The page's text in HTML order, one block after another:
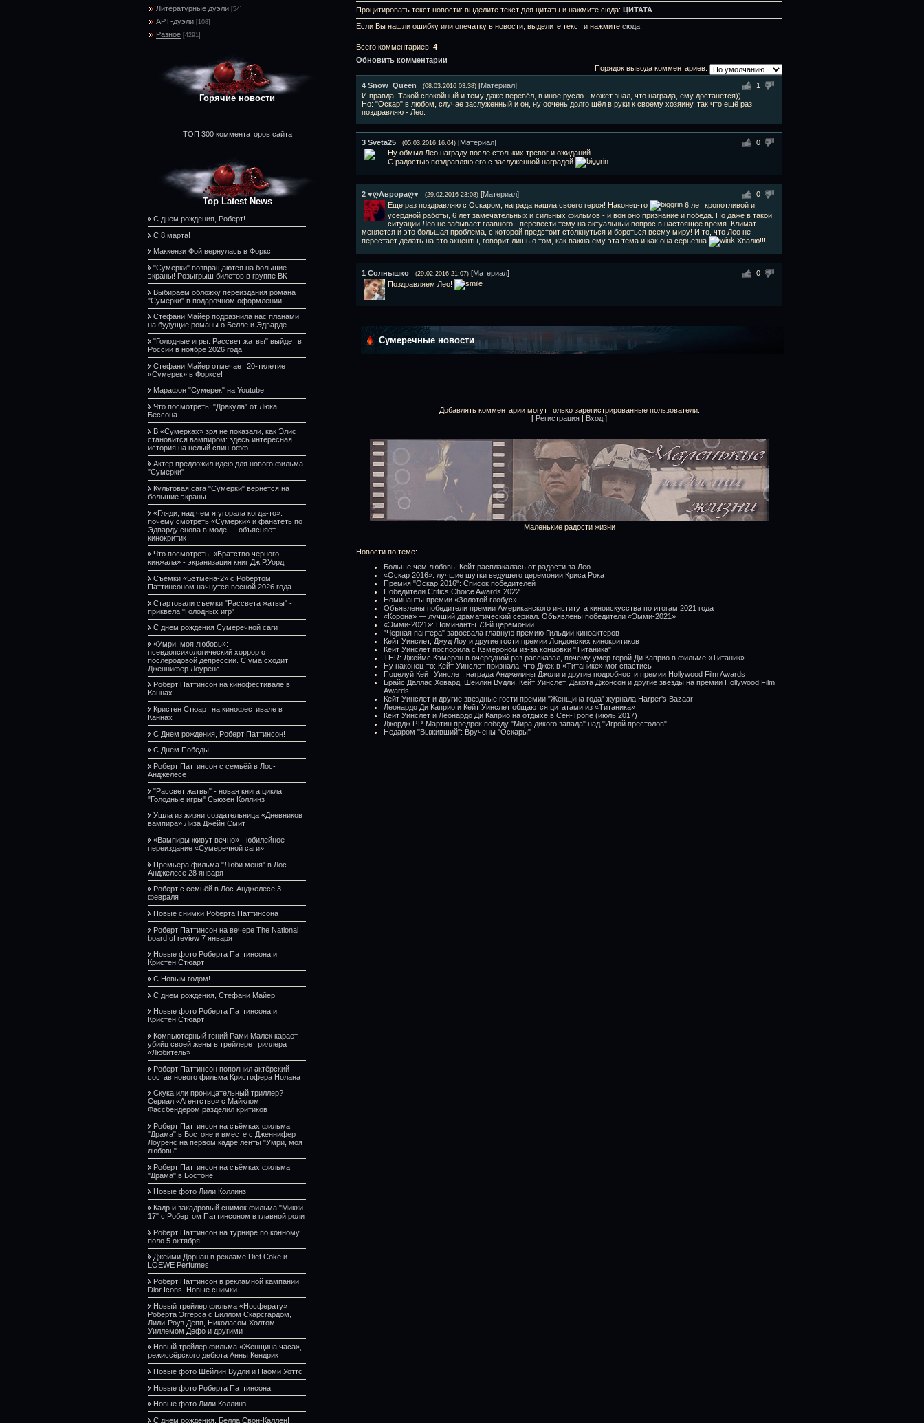
Литературные дуэли [54]
АРТ-дуэли [108]
Разное [4291]
Горячие новости
ТОП 300 комментаторов сайта
Top Latest News
С днем рождения, Роберт!
С 8 марта!
Маккензи Фой вернулась в Форкс
"Сумерки" возвращаются на большие
экраны! Розыгрыш билетов в группе ВК
Выбираем обложку переиздания романа
"Сумерки" в подарочном оформлении
Стефани Майер подразнила нас планами
на будущие романы о Белле и Эдварде
"Голодные игры: Рассвет жатвы" выйдет в
России в ноябре 2026 года
Стефани Майер отмечает 20-тилетие
«Сумерек» в Форксе!
Марафон "Сумерек" на Youtube
Что посмотреть: "Дракула" от Люка
Бессона
В «Сумерках» зря не показали, как Элис
становится вампиром: здесь интересная
история на целый спин-офф
Актер предложил идею для нового фильма
"Сумерки"
Культовая сага "Сумерки" вернется на
большие экраны
«Гляди, над чем я угорала когда-то»:
почему смотреть «Сумерки» и фанатеть по
Эдварду снова в моде — объясняет
кинокритик
Что посмотреть: «Братство черного
кинжала» - экранизация книг Дж.Р.Уорд
Съемки «Бэтмена-2» с Робертом
Паттинсоном начнутся весной 2026 года
Стартовали съемки "Рассвета жатвы" -
приквела "Голодных игр"
С днем рождения Сумеречной саги
«Умри, моя любовь»:
псевдопсихологический хоррор о
послеродовой депрессии. С ума сходит
Дженнифер Лоуренс
Роберт Паттинсон на кинофестивале в
Каннах
Кристен Стюарт на кинофестивале в
Каннах
С Днем рождения, Роберт Паттинсон!
С Днем Победы!
Роберт Паттинсон с семьёй в Лос-
Анджелесе
"Рассвет жатвы" - новая книга цикла
"Голодные игры" Сьюзен Коллинз
Ушла из жизни создательница «Дневников
вампира» Лиза Джейн Смит
«Вампиры живут вечно» - юбилейное
переиздание «Сумеречной саги»
Премьера фильма "Люби меня" в Лос-
Анджелесе 28 января
Роберт с семьёй в Лос-Анджелесе 3
февраля
Новые снимки Роберта Паттинсона
Роберт Паттинсон на вечере The National
board of review 7 января
Новые фото Роберта Паттинсона и
Кристен Стюарт
С Новым годом!
С днем рождения, Стефани Майер!
Новые фото Роберта Паттинсона и
Кристен Стюарт
Компьютерный гений Рами Малек карает
убийц своей жены в трейлере триллера
«Любитель»
Роберт Паттинсон пополнил актёрский
состав нового фильма Кристофера Нолана
Скука или проницательный триллер?
Сериал «Агентство» с Майклом
Фассбендером разделил критиков
Роберт Паттинсон на съёмках фильма
"Драма" в Бостоне и вместе с Дженнифер
Лоуренс на первом кадре ленты "Умри, моя
любовь"
Роберт Паттинсон на съёмках фильма
"Драма" в Бостоне
Новые фото Лили Коллинз
Кадр и закадровый снимок фильма "Микки
17" с Робертом Паттинсоном в главной роли
Роберт Паттинсон на турнире по конному
поло 5 октября
Джейми Дорнан в рекламе Diet Coke и
LOEWE Perfumes
Роберт Паттинсон в рекламной кампании
Dior Icons. Новые снимки
Новый трейлер фильма «Носферату»
Роберта Эггерса с Биллом Скарсгардом,
Лили-Роуз Депп, Николасом Холтом,
Уиллемом Дефо и другими
Новый трейлер фильма «Женщина часа»,
режиссёрского дебюта Анны Кендрик
Новые фото Шейлин Вудли и Наоми Уоттс
Новые фото Роберта Паттинсона
Новые фото Лили Коллинз
С днем рождения, Белла Свон-Каллен!
Процитировать текст новости: выделите текст для цитаты и нажмите сюда: ЦИТАТА
Если Вы нашли ошибку или опечатку в новости, выделите текст и нажмите сюда
Всего комментариев: 4
Обновить комментарии
Порядок вывода комментариев:
1
4 Snow_Queen (08.03.2016 03:38) [Материал]
И правда: Такой спокойный и тему даже перевёл, в иное русло - может знал, что награда, ему достанется))
Но: "Оскар" в любом, случае заслуженный и он, ну оочень долго шёл в руки к своему хозяину, так что ещё раз
поздравляю - Лео.
0
3 Sveta25 (05.03.2016 16:04) [Материал]
Ну обмыл Лео награду после стольких тревог и ожиданий....
С радостью поздравляю его с заслуженной наградой
0
2 ♥ღАврораღ♥ (29.02.2016 23:08) [Материал]
Еще раз поздравляю с Оскаром, награда нашла своего героя! Наконец-то
6 лет кропотливой и
усердной работы, 6 лет замечательных и сильных фильмов - и вон оно признание и победа. Но даже в такой
ситуации Лео не забывает главного - перевести тему на актуальный вопрос в настоящее время. Климат
меняется и это большая проблема, с которой предстоит столкнуться и бороться всему миру! И то, что Лео не
перестает делать на это акценты, говорит лишь о том, как важна ему эта тема и как она серьезна
Хвалю!!!
0
1 Солнышко (29.02.2016 21:07) [Материал]
Поздравляем Лео!
Сумеречные новости
Добавлять комментарии могут только зарегистрированные пользователи.
[ Регистрация | Вход ]
Маленькие радости жизни
Новости по теме:
Больше чем любовь: Кейт расплакалась от радости за Лео
«Оскар 2016»: лучшие шутки ведущего церемонии Криса Рока
Премия "Оскар 2016": Список победителей
Победители Critics Choice Awards 2022
Номинанты премии «Золотой глобус»
Объявлены победители премии Американского института киноискусства по итогам 2021 года
«Корона» — лучший драматический сериал. Объявлены победители «Эмми-2021»
«Эмми-2021»: Номинанты 73-й церемонии
"Черная пантера" завоевала главную премию Гильдии киноактеров
Кейт Уинслет, Джуд Лоу и другие гости премии Лондонских кинокритиков
Кейт Уинслет поспорила с Кэмероном из-за концовки "Титаника"
THR: Джеймс Кэмерон в очередной раз рассказал, почему умер герой Ди Каприо в фильме «Титаник»
Ну наконец-то: Кейт Уинслет признала, что Джек в «Титанике» мог спастись
Поцелуй Кейт Уинслет, награда Анджелины Джоли и другие подробности премии Hollywood Film Awards
Брайс Даллас Ховард, Шейлин Вудли, Кейт Уинслет, Дакота Джонсон и другие звезды на премии Hollywood Film
Awards
Кейт Уинслет и другие звездные гости премии "Женщина года" журнала Harper's Bazaar
Леонардо Ди Каприо и Кейт Уинслет общаются цитатами из «Титаника»
Кейт Уинслет и Леонардо Ди Каприо на отдыхе в Сен-Тропе (июль 2017)
Джордж Р.Р. Мартин предрек победу "Мира дикого запада" над "Игрой престолов"
Недаром "Выживший": Вручены "Оскары"